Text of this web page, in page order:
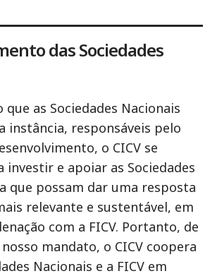
das Sociedades
que as Sociedades Nacionais
instância, responsáveis pelo
o CICV se
investir e apoiar as Sociedades
que possam dar uma resposta
relevante e sustentável, em
com a FICV. Portanto, de
mandato, o CICV coopera
Nacionais e a FICV em